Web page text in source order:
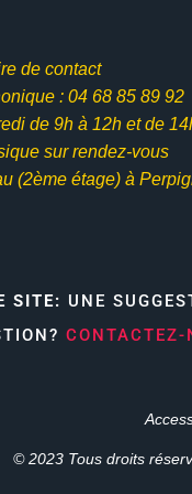
de contact
: 04 68 85 89 92
de 9h à 12h etde
sur rendez-vous
(2ème étage) à
SITE: UNE
CONTACTEZ-
© 2023 Tous droits